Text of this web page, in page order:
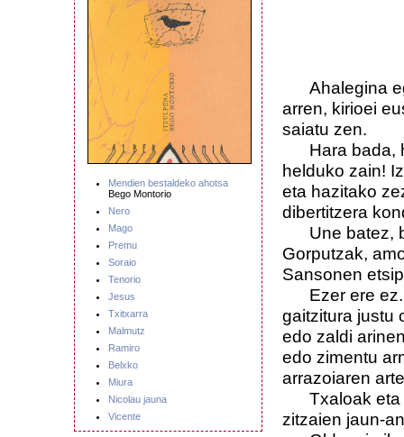
Mendien bestaldeko ahotsa
Bego Montorio
Nero
Mago
Premu
Soraio
Tenorio
Jesus
Txitxarra
Malmutz
Ramiro
Belxko
Miura
Nicolau jauna
Vicente
Ahalegina
arren, kirioei
saiatu zen.
Hara bada,
helduko zain!
eta hazitako
dibertitzera
Une batez,
Gorputzak,
Sansonen
Ezer ere
gaitzitura justu
edo zaldi
edo zimentu
arrazoiaren
Txaloak eta
zitzaien jaun-